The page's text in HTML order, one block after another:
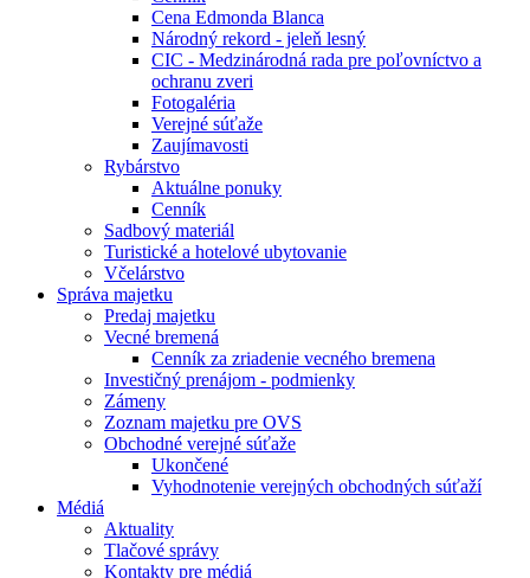
Cena Edmonda Blanca
Národný rekord - jeleň lesný
CIC - Medzinárodná rada pre poľovníctvo a
ochranu zveri
Fotogaléria
Verejné súťaže
Zaujímavosti
Rybárstvo
Aktuálne ponuky
Cenník
Sadbový materiál
Turistické a hotelové ubytovanie
Včelárstvo
Správa majetku
Predaj majetku
Vecné bremená
Cenník za zriadenie vecného bremena
Investičný prenájom - podmienky
Zámeny
Zoznam majetku pre OVS
Obchodné verejné súťaže
Ukončené
Vyhodnotenie verejných obchodných súťaží
Médiá
Aktuality
Tlačové správy
Kontakty pre médiá